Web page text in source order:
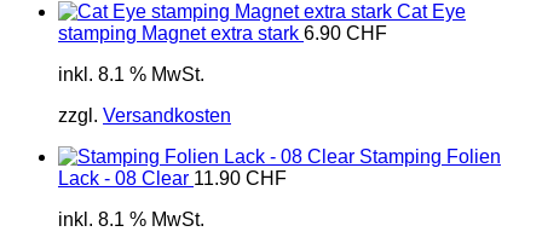
Cat Eye
stamping Magnet extra stark 6.90 CHF
inkl. 8.1 % MwSt.
zzgl. Versandkosten
Stamping Folien
Lack - 08 Clear 11.90 CHF
inkl. 8.1 % MwSt.